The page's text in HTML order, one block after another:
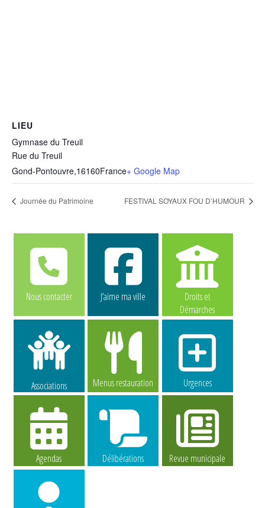
LIEU
Gymnase du Treuil
Rue du Treuil
Gond-Pontouvre,16160France+ Google Map
Journée du Patrimoine FESTIVAL SOYAUX FOU D’HUMOUR
Nous contacter J’aime ma ville
Droits et
Démarches
Associations Menus restauration Urgences
Agendas Délibérations Revue municipale